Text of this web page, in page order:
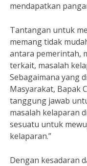
mendapatkan
Tantangan untuk
memang tidak
antara pemerintah,
terkait, masalah
Sebagaimana yang
Masyarakat, Bapak
tanggung jawab
masalah kelaparan
sesuatu untuk
kelaparan.”
Dengan kesadaran